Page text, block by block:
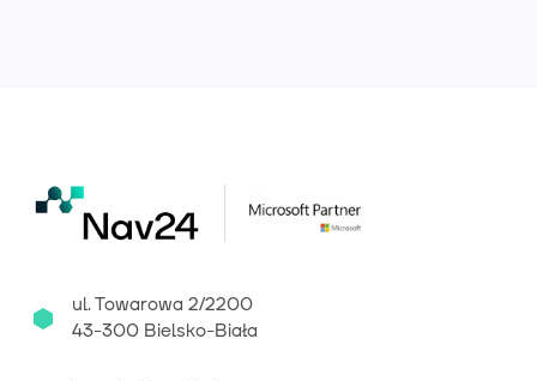
ul. Towarowa 2/2200
43-300 Bielsko-Biała